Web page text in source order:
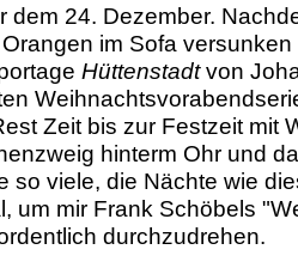
dem 24. Dezember.
im Sofa
Hüttenstadtvon
Zeit bis zur Festzeit mit
hinterm Ohr und
so viele, die Nächte wie
um mir Frank Schöbels
durchzudrehen.